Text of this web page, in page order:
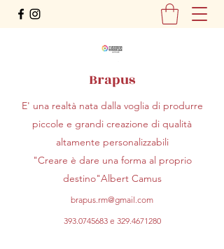
Brapus
E' una realtà nata dalla voglia di produrre
piccole e grandi creazione di qualità
altamente personalizzabili
"Creare è dare una forma al proprio
destino"Albert Camus
brapus.rm@gmail.com
393.0745683e 329.4671280